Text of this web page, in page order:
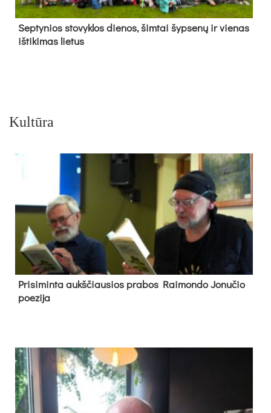
Sep­ty­nios sto­vyk­los die­nos, šim­tai šyp­se­nų ir vie­nas
iš­ti­ki­mas lie­tus
Kultūra
Pri­si­min­ta aukš­čiau­sios pra­bos Rai­mon­do Jo­nu­čio
poe­zi­ja